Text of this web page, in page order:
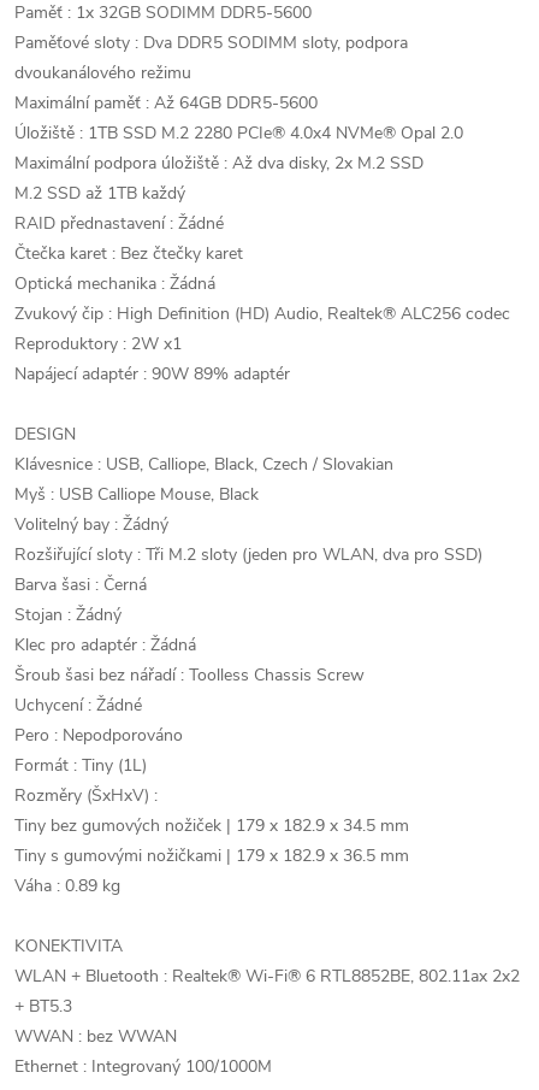
Paměť : 1x 32GB SODIMM DDR5-5600
Paměťové sloty : Dva DDR5 SODIMM sloty, podpora
dvoukanálového režimu
Maximální paměť : Až 64GB DDR5-5600
Úložiště : 1TB SSD M.2 2280 PCIe® 4.0x4 NVMe® Opal 2.0
Maximální podpora úložiště : Až dva disky, 2x M.2 SSD
M.2 SSD až 1TB každý
RAID přednastavení : Žádné
Čtečka karet : Bez čtečky karet
Optická mechanika : Žádná
Zvukový čip : High Definition (HD) Audio, Realtek® ALC256 codec
Reproduktory : 2W x1
Napájecí adaptér : 90W 89% adaptér
DESIGN
Klávesnice : USB, Calliope, Black, Czech / Slovakian
Myš : USB Calliope Mouse, Black
Volitelný bay : Žádný
Rozšiřující sloty : Tři M.2 sloty (jeden pro WLAN, dva pro SSD)
Barva šasi : Černá
Stojan : Žádný
Klec pro adaptér : Žádná
Šroub šasi bez nářadí : Toolless Chassis Screw
Uchycení : Žádné
Pero : Nepodporováno
Formát : Tiny (1L)
Rozměry (ŠxHxV) :
Tiny bez gumových nožiček | 179 x 182.9 x 34.5 mm
Tiny s gumovými nožičkami | 179 x 182.9 x 36.5 mm
Váha : 0.89 kg
KONEKTIVITA
WLAN + Bluetooth : Realtek® Wi-Fi® 6 RTL8852BE, 802.11ax 2x2
+ BT5.3
WWAN : bez WWAN
Ethernet : Integrovaný 100/1000M